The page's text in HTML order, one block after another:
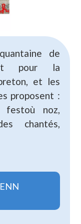
de
pour la
et les
proposent :
festoù noz,
chantés,